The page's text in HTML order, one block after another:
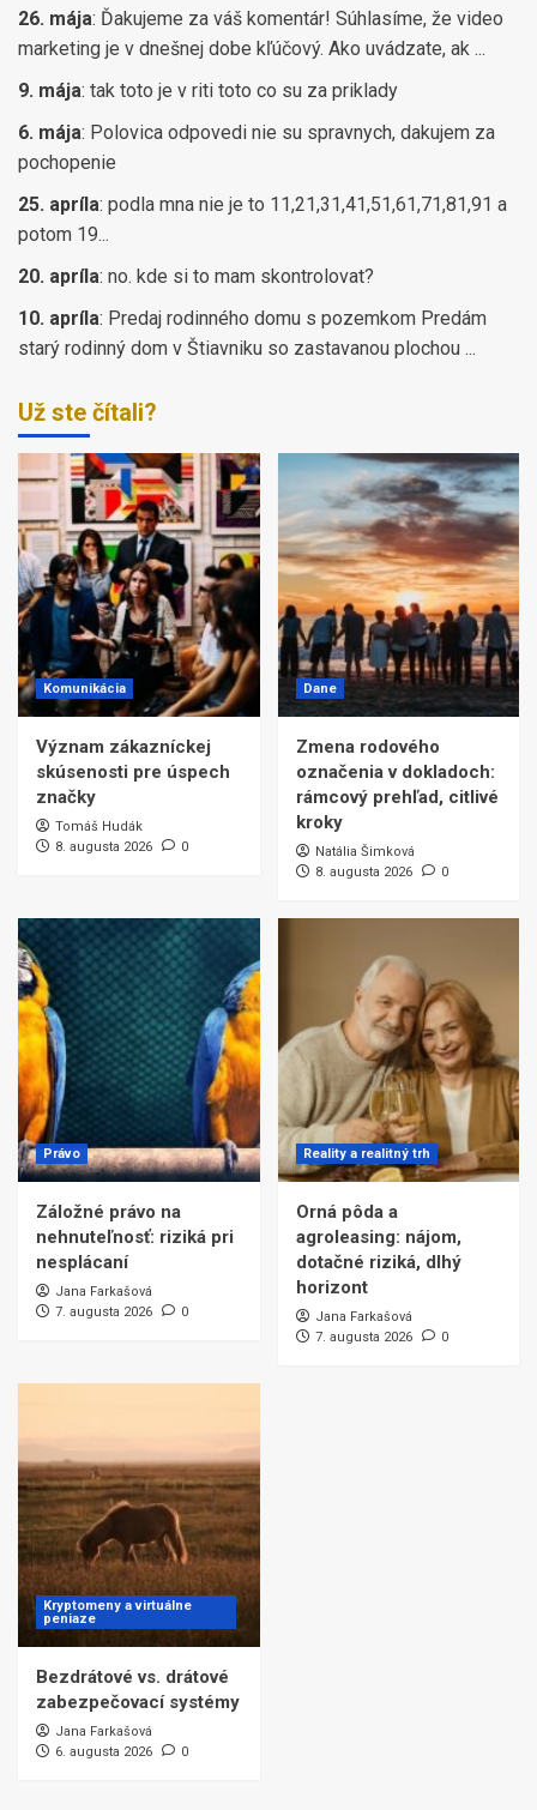
26. mája: Ďakujeme za váš komentár! Súhlasíme, že video
marketing je v dnešnej dobe kľúčový. Ako uvádzate, ak ...
9. mája: tak toto je v riti toto co su za priklady
6. mája: Polovica odpovedi nie su spravnych, dakujem za
pochopenie
25. apríla: podla mna nie je to 11,21,31,41,51,61,71,81,91 a
potom 19...
20. apríla: no. kde si to mam skontrolovat?
10. apríla: Predaj rodinného domu s pozemkom Predám
starý rodinný dom v Štiavniku so zastavanou plochou ...
Už ste čítali?
Komunikácia
Význam zákazníckej
skúsenosti pre úspech
značky
Tomáš Hudák
8. augusta 2026
0
Dane
Zmena rodového
označenia v dokladoch:
rámcový prehľad, citlivé
kroky
Natália Šimková
8. augusta 2026
0
Právo
Záložné právo na
nehnuteľnosť: riziká pri
nesplácaní
Jana Farkašová
7. augusta 2026
0
Reality a realitný trh
Orná pôda a
agroleasing: nájom,
dotačné riziká, dlhý
horizont
Jana Farkašová
7. augusta 2026
0
Kryptomeny a virtuálne
peniaze
Bezdrátové vs. drátové
zabezpečovací systémy
Jana Farkašová
6. augusta 2026
0